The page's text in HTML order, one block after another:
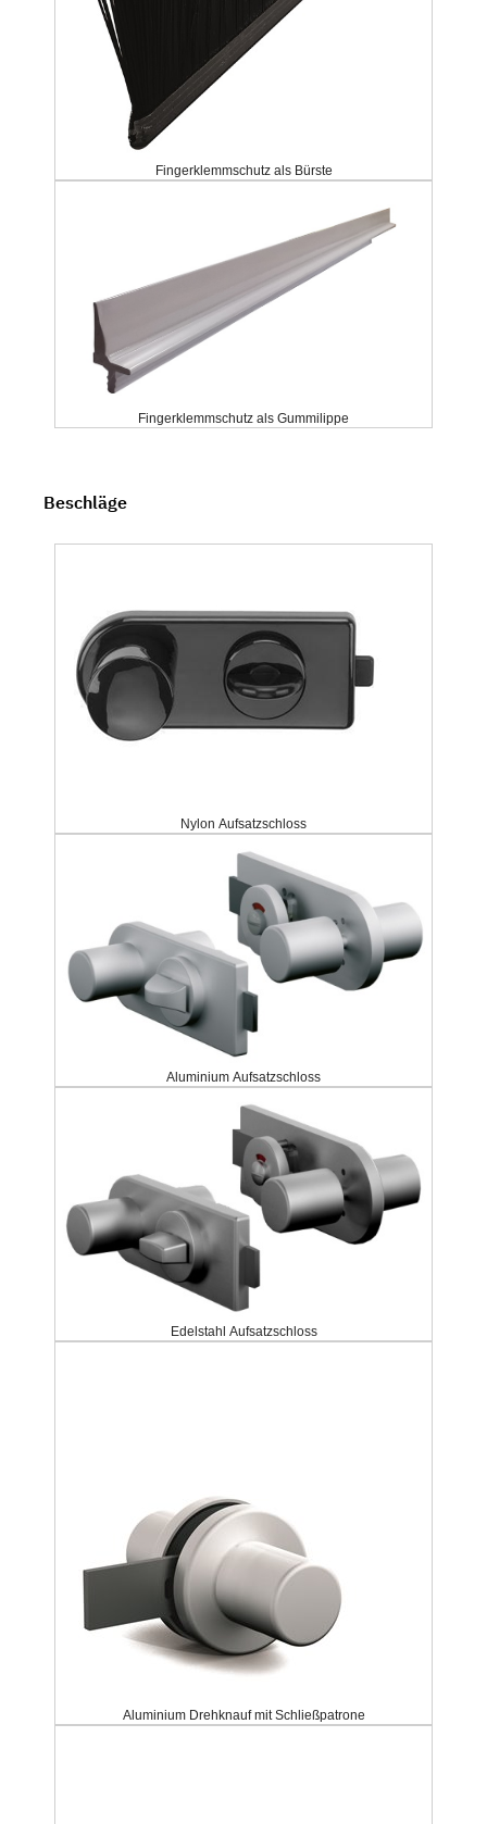
Fingerklemmschutz als Bürste
Fingerklemmschutz als Gummilippe
Beschläge
Nylon Aufsatzschloss
Aluminium Aufsatzschloss
Edelstahl Aufsatzschloss
Aluminium Drehknauf mit Schließpatrone